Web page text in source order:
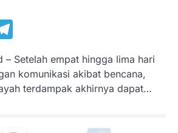
– Setelah empat hingga lima hari
komunikasi akibat bencana,
terdampak akhirnya dapat…